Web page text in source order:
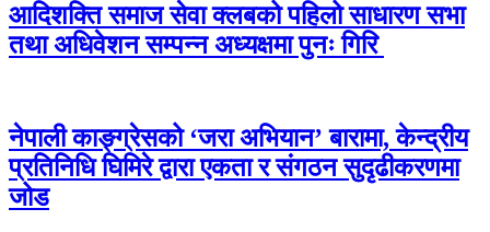
आदिशक्ति समाज सेवा क्लबको पहिलो साधारण सभा
तथा अधिवेशन सम्पन्न अध्यक्षमा पुनः गिरि
नेपाली काङ्ग्रेसको ‘जरा अभियान’ बारामा, केन्द्रीय
प्रतिनिधि घिमिरे द्वारा एकता र संगठन सुदृढीकरणमा
जोड